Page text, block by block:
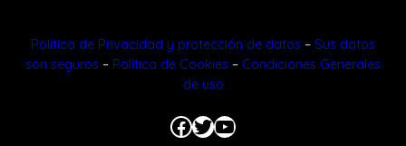
Política de Privacidad y protección de datos – Sus datos
son seguros – Política de Cookies – Condiciones Generales
de uso
Facebook
Twitter
YouTube